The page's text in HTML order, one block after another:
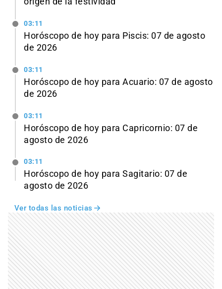
03:11
Horóscopo de hoy para Piscis: 07 de agosto
de 2026
03:11
Horóscopo de hoy para Acuario: 07 de agosto
de 2026
03:11
Horóscopo de hoy para Capricornio: 07 de
agosto de 2026
03:11
Horóscopo de hoy para Sagitario: 07 de
agosto de 2026
Ver todas las noticias